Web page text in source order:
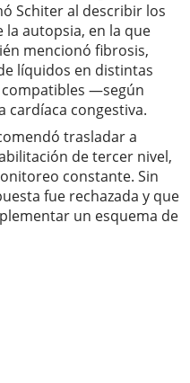
Schiter al describir los
autopsia, en la que
mencionó fibrosis,
líquidos en distintas
—según
cardíaca congestiva.
trasladar a
de tercer nivel,
constante. Sin
fue rechazada y que
un esquema de